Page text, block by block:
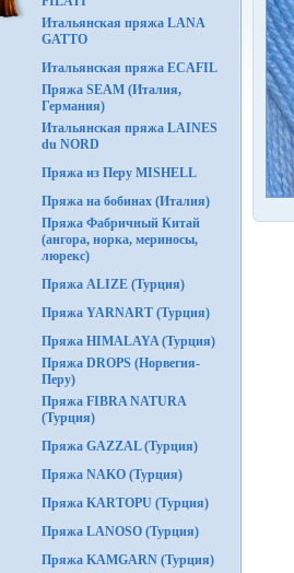
Итальянская пряжа LANA
GATTO
Итальянская пряжа ECAFIL
Пряжа SEAM (Италия,
Германия)
Итальянская пряжа LAINES
du NORD
Пряжа из Перу MISHELL
Пряжа на бобинах (Италия)
Пряжа Фабричный Китай
(ангора, норка, мериносы,
люрекс)
Пряжа ALIZE (Турция)
Пряжа YARNART (Турция)
Пряжа HIMALAYA (Турция)
Пряжа DROPS (Норвегия-
Перу)
Пряжа FIBRA NATURA
(Турция)
Пряжа GAZZAL (Турция)
Пряжа NAKO (Турция)
Пряжа KARTOPU (Турция)
Пряжа LANOSO (Турция)
Пряжа KAMGARN (Турция)